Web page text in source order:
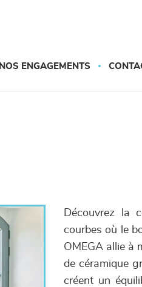
NOS ENGAGEMENTS
Découvrez la
courbes où le
OMEGA allie à
de céramique
créent un